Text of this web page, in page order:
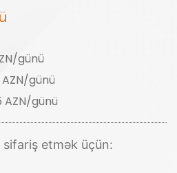
günü
günü
günü
etmək üçün: